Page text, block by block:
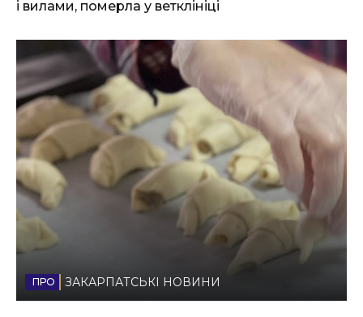
і вилами, померла у ветклініці
ЗАКАРПАТСЬКІ НОВИНИ